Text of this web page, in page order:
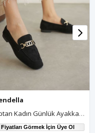
Toptan Kadın Günlük Ayakkabı TR27MS01A